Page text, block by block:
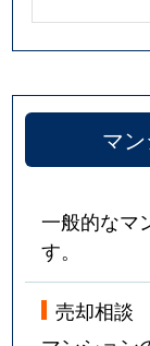
マ
一般的なマ
す。
売却相談